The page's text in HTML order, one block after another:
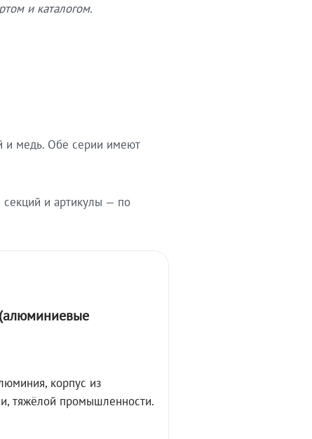
и каталогом.
и медь. Обе серии имеют
и артикулы — по
корпус из
тяжёлой промышленности.